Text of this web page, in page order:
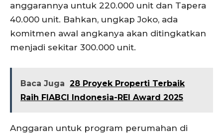
anggarannya untuk 220.000 unit dan Tapera
40.000 unit. Bahkan, ungkap Joko, ada
komitmen awal angkanya akan ditingkatkan
menjadi sekitar 300.000 unit.
Baca Juga 28 Proyek Properti Terbaik
Raih FIABCI Indonesia-REI Award 2025
Anggaran untuk program perumahan di